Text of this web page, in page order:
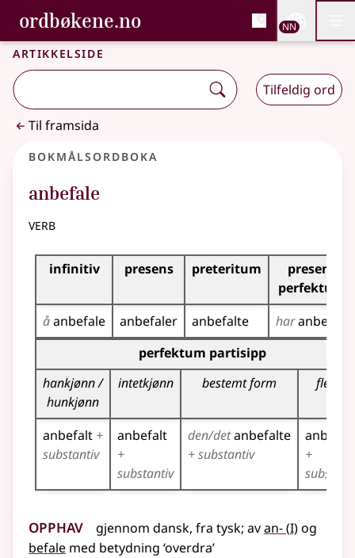
Gå til hovudinnhald
Tilgjenge
ordbøkene.no, Bokmålsordboka og
Bokmålsordboka og Nynorskordboka
NN
Artikkelside
Tilfeldig ord
Til framsida
Bokmålsordboka
anbefale
verb
Bøyingstabell for dette verbet
infinitiv presens preteritum
presens
perfektum
åanbefale anbefaler anbefalte haranbefalt
Bøyingstabell for dette verbet (partisippformer)
perfektum partisipp
hankjønn /
hunkjønn
intetkjønn bestemt form flertall
anbefalt +
substantiv
anbefalt
+
substantiv
den/detanbefalte
+ substantiv
+
Opphav gjennom dansk, fra tysk; avan-(1
I)og
befale med betydning ‘overdra’